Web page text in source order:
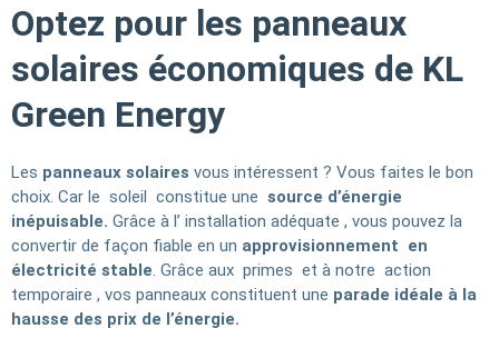
Optez pour les panneaux
solaires économiques de KL
Green Energy
Les panneaux solaires vous intéressent ? Vous faites le bon
choix. Car le soleil constitue une source d’énergie
inépuisable. Grâce à l’ installation adéquate , vous pouvez la
convertir de façon fiable en un approvisionnement en
électricité stable. Grâce aux primes et à notre action
temporaire , vos panneaux constituent une parade idéale à la
hausse des prix de l’énergie.